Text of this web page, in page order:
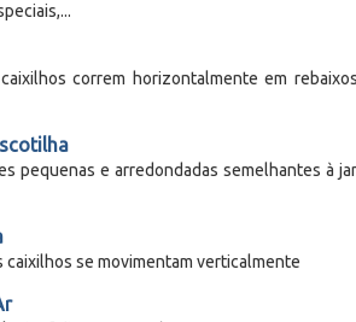
correm horizontalmente em
pequenas e arredondadas semelhantes à
caixilhos se movimentam verticalmente